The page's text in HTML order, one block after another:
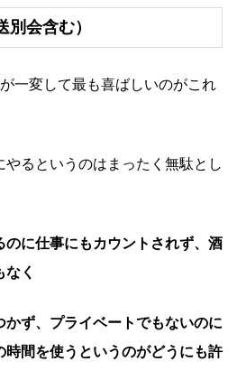
会含む）
一変して最も喜ばしいのがこれ
るというのはまったく無駄とし
のに仕事にもカウントされず、酒
なく
かず、プライベートでもないのに
時間を使うというのがどうにも許